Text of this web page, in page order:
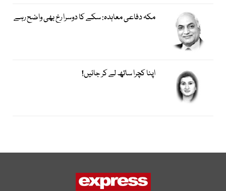
مکہ دفاعی معاہدہ: سکے کا دوسرا رخ بھی واضح رہے
اپنا کچرا ساتھ لے کر جائیں!